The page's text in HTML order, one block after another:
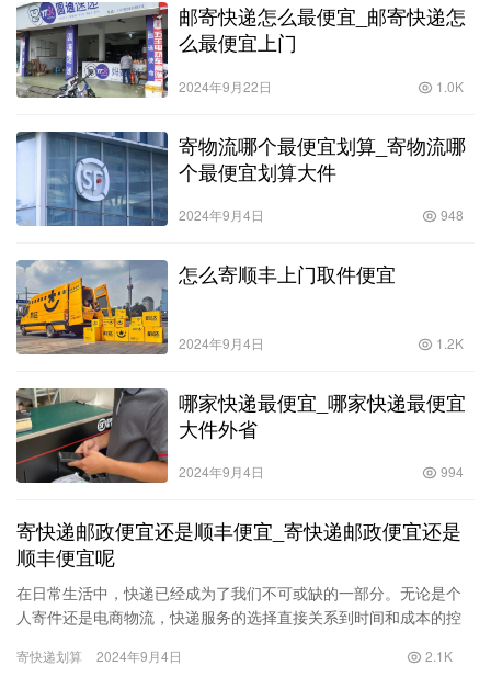
邮寄快递怎么最便宜_邮寄快递怎
么最便宜上门
2024年9月22日 1.0K
寄物流哪个最便宜划算_寄物流哪
个最便宜划算大件
2024年9月4日 948
怎么寄顺丰上门取件便宜
2024年9月4日 1.2K
哪家快递最便宜_哪家快递最便宜
大件外省
2024年9月4日 994
寄快递邮政便宜还是顺丰便宜_寄快递邮政便宜还是
顺丰便宜呢
在日常生活中，快递已经成为了我们不可或缺的一部分。无论是个
人寄件还是电商物流，快递服务的选择直接关系到时间和成本的控
要选择…
寄快递划算 2024年9月4日 2.1K